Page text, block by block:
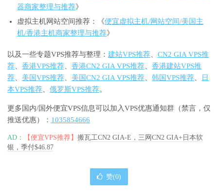
器商家整理与推荐》
虚拟主机网站空间推荐：《便宜虚拟主机/网站空间/美国主
机/香港主机商家整理与推荐》
以及一些专题VPS推荐与整理： 建站VPS推荐、 CN2 GIA VPS推
荐、 香港VPS推荐、 香港CN2 GIA VPS推荐、 香港建站VPS推
荐、 美国VPS推荐、 美国CN2 GIA VPS推荐、 韩国VPS推荐、
日
本VPS推荐、 俄罗斯VPS推荐。
更多国内/国外便宜VPS信息可以加入VPS优惠通知群（禁言，仅
推送优惠）： 1035854666
AD： 【便宜VPS推荐】 搬瓦工CN2 GIA-E，三网CN2 GIA+日本软
银，季付$46.87
赞(0)